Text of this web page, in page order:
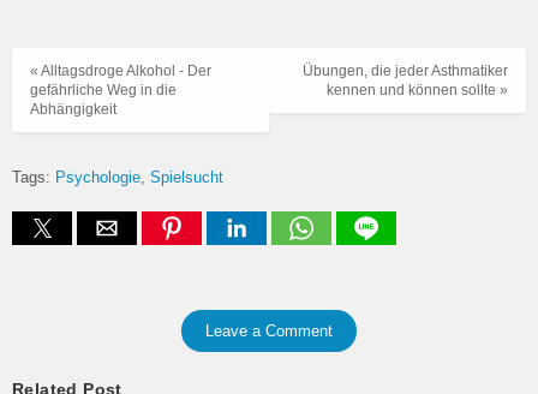
Übungen, die jeder Asthmatiker
kennen und können sollte »
« Alltagsdroge Alkohol - Der
gefährliche Weg in die
Abhängigkeit
Tags: Psychologie Spielsucht
Leave a Comment
Related Post